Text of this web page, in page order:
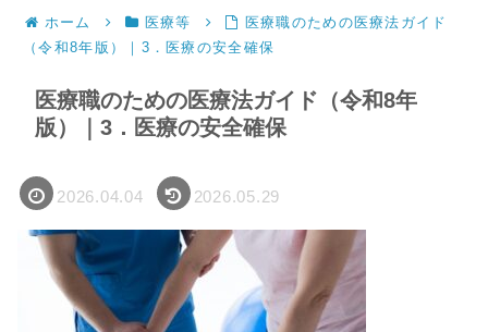
ホーム 医療等
医療職のための医療法ガイド
（令和8年版）｜3．医療の安全確保
医療職のための医療法ガイド（令和8年
版）｜3．医療の安全確保
2026.04.04 2026.05.29